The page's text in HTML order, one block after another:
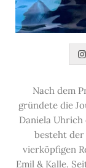
Nach dem
gründete die
Daniela Uhrich
besteht
vierköpfigen
Emil & Kalle.